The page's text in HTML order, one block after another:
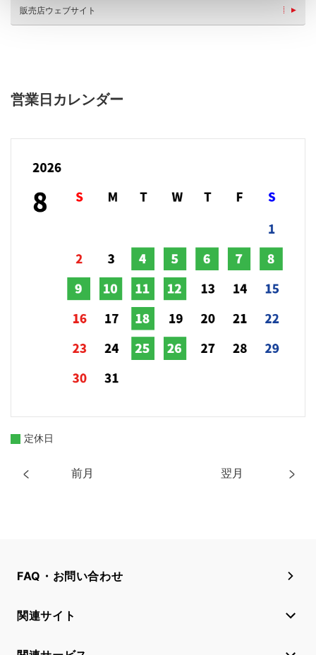
販売店ウェブサイト
営業日カレンダー
前月 翌月
定休日
FAQ・お問い合わせ
関連サイト